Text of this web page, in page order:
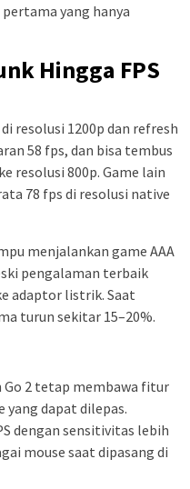
yang hanya
Hingga FPS
resolusi 1200p dan refresh
58 fps, dan bisa tembus
resolusi 800p. Game lain
78 fps di resolusi native
menjalankan game AAA
pengalaman terbaik
adaptor listrik. Saat
turun sekitar 15–20%.
2 tetap membawa fitur
dapat dilepas.
dengan sensitivitas lebih
mouse saat dipasang di